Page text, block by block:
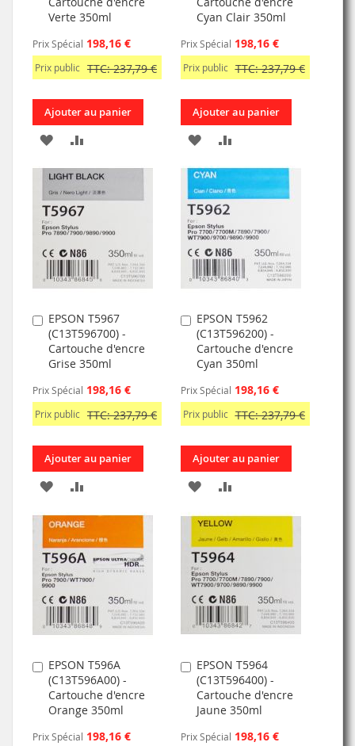
Verte 350ml
Prix Spécial 198,16 €
Prix public TTC: 237,79 €
Ajouter au panier
AJOUTER
À
MA
LISTE
D’ENVIE
AU
COMPARATEUR
Cyan Clair 350ml
Prix Spécial 198,16 €
Prix public TTC: 237,79 €
Ajouter au panier
AJOUTER
À
MA
LISTE
D’ENVIE
AU
COMPARATEUR
EPSON T5967
(C13T596700) -
Cartouche d'encre
Grise 350ml
Prix Spécial 198,16 €
Prix public TTC: 237,79 €
Ajouter
au
panier
Ajouter au panier
AJOUTER
À
MA
LISTE
D’ENVIE
AU
COMPARATEUR
EPSON T5962
(C13T596200) -
Cartouche d'encre
Cyan 350ml
Prix Spécial 198,16 €
Prix public TTC: 237,79 €
Ajouter
au
panier
Ajouter au panier
AJOUTER
À
MA
LISTE
D’ENVIE
AU
COMPARATEUR
EPSON T596A
(C13T596A00) -
Cartouche d'encre
Orange 350ml
Prix Spécial 198,16 €
Ajouter
au
panier
EPSON T5964
(C13T596400) -
Cartouche d'encre
Jaune 350ml
Prix Spécial 198,16 €
Ajouter
au
panier